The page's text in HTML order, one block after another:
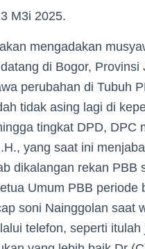
M3i 2025.
mengadakan
di Bogor,
perubahan di Tubuh
tidak asing lagi di
tingkat DPD, DPC
yang saat ini
dikalangan rekan PBB
Umum PBB periode
soni Nainggolan saat
telefon, seperti